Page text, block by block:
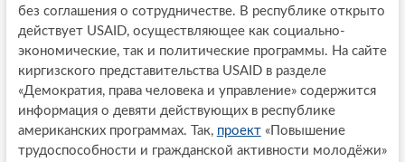
без соглашения о сотрудничестве. В республике открыто
действует USAID, осуществляющее как социально-
экономические, так и политические программы. На сайте
киргизского представительства USAID в разделе
«Демократия, права человека и управление» содержится
информация о девяти действующих в республике
американских программах. Так, проект«Повышение
трудоспособности и гражданской активности молодёжи»